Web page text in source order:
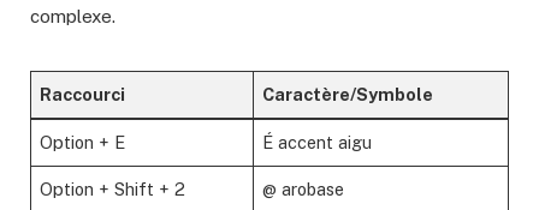
complexe.
Raccourci Caractère/Symbole
Option + E É accent aigu
Option + Shift + 2 @ arobase